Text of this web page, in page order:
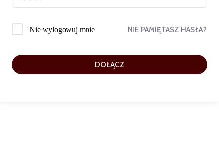
Nie wylogowuj mnie NIE PAMIĘTASZ HASŁA?
DOŁĄCZ